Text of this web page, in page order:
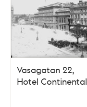
Vasagatan 22,
Hotel Continental